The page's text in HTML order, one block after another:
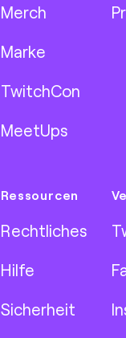
Merch
Marke
TwitchCon
MeetUps
Ressourcen
Rechtliches
Hilfe
Sicherheit